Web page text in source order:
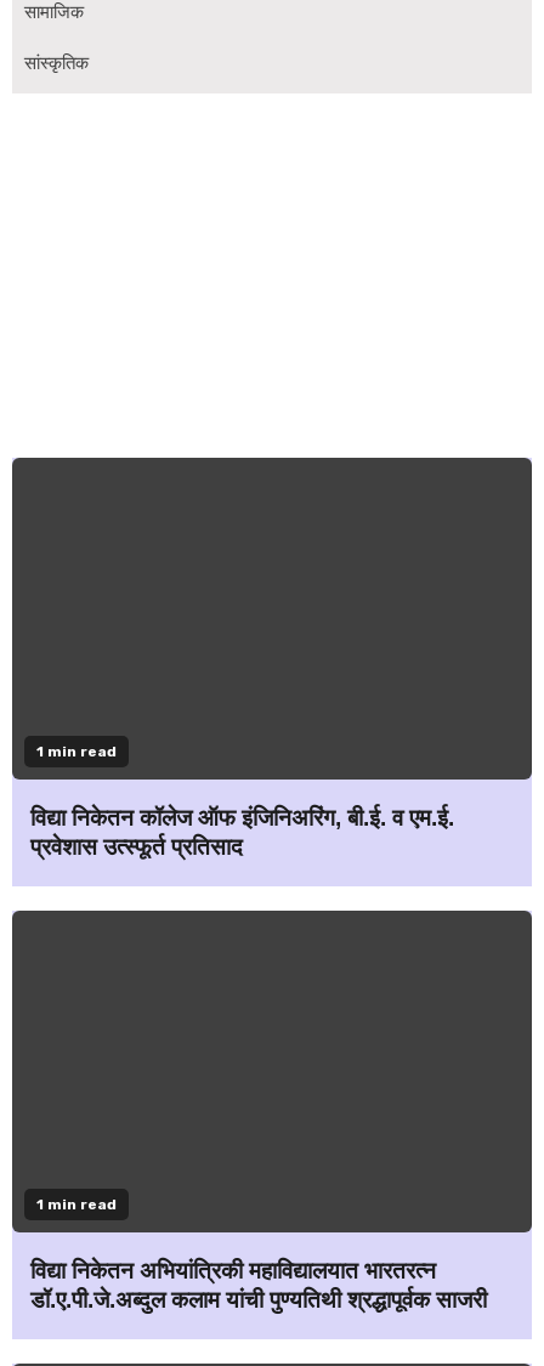
सामाजिक
सांस्कृतिक
1 min read
विद्या निकेतन कॉलेज ऑफ इंजिनिअरिंग, बी.ई. व एम.ई.
प्रवेशास उत्स्फूर्त प्रतिसाद
1 min read
विद्या निकेतन अभियांत्रिकी महाविद्यालयात भारतरत्न
डॉ.ए.पी.जे.अब्दुल कलाम यांची पुण्यतिथी श्रद्धापूर्वक साजरी